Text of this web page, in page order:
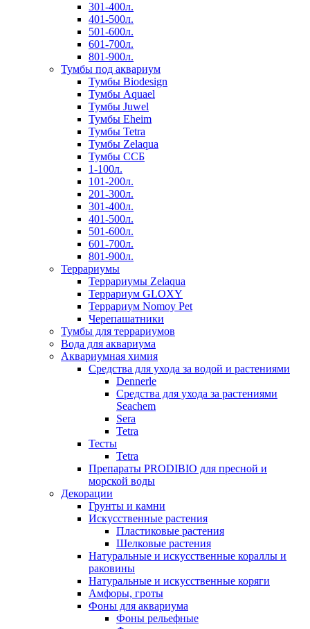
301-400л.
401-500л.
501-600л.
601-700л.
801-900л.
Тумбы под аквариум
Тумбы Biodesign
Тумбы Aquael
Тумбы Juwel
Тумбы Eheim
Тумбы Tetra
Тумбы Zelaqua
Тумбы ССБ
1-100л.
101-200л.
201-300л.
301-400л.
401-500л.
501-600л.
601-700л.
801-900л.
Террариумы
Террариумы Zelaqua
Террариум GLOXY
Террариум Nomoy Pet
Черепашатники
Тумбы для террариумов
Вода для аквариума
Аквариумная химия
Средства для ухода за водой и растениями
Dennerle
Средства для ухода за растениями
Seachem
Sera
Tetra
Тесты
Tetra
Препараты PRODIBIO для пресной и
морской воды
Декорации
Грунты и камни
Искусственные растения
Пластиковые растения
Шелковые растения
Натуральные и искусственные кораллы и
раковины
Натуральные и искусственные коряги
Амфоры, гроты
Фоны для аквариума
Фоны рельефные